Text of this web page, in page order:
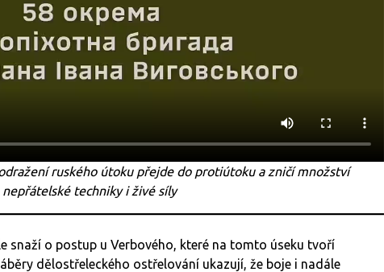
ruského útoku přejde do protiútoku a zničí množství
nepřátelské techniky i živé síly
snaží o postup u Verbového, které na tomto úseku tvoří
dělostřeleckého ostřelování ukazují, že boje i nadále